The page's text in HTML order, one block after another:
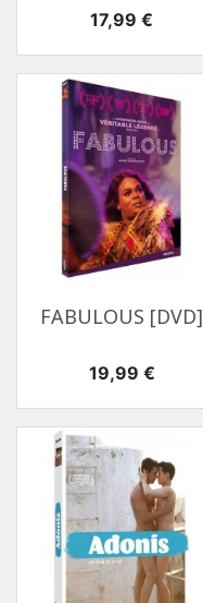
Prix
17,99 €
FABULOUS [DVD]
Prix
19,99 €